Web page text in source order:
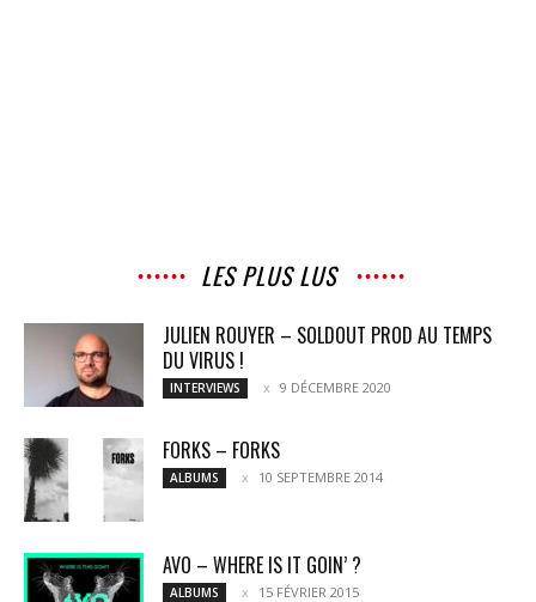
LES PLUS LUS
JULIEN ROUYER – SOLDOUT PROD AU TEMPS
DU VIRUS !
INTERVIEWS 9 DÉCEMBRE 2020
FORKS – FORKS
ALBUMS 10 SEPTEMBRE 2014
AVO – WHERE IS IT GOIN’ ?
ALBUMS 15 FÉVRIER 2015